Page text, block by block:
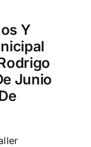
Y
Junio